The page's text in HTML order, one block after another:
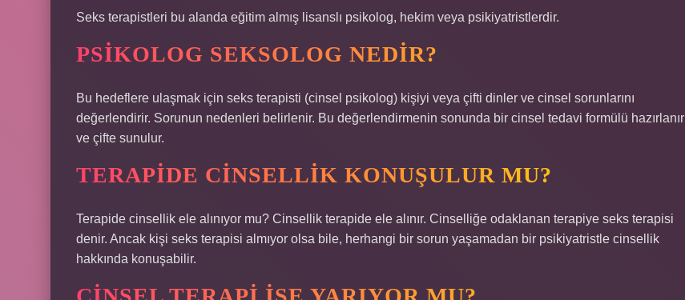
Seks terapistleri bu alanda eğitim almış lisanslı psikolog, hekim veya psikiyatristlerdir.
PSIKOLOG SEKSOLOG NEDIR?
Bu hedeflere ulaşmak için seks terapisti (cinsel psikolog) kişiyi veya çifti dinler ve cinsel sorunlarını
değerlendirir. Sorunun nedenleri belirlenir. Bu değerlendirmenin sonunda bir cinsel tedavi formülü hazırlanır
ve çifte sunulur.
TERAPIDE CINSELLIK KONUŞULUR MU?
Terapide cinsellik ele alınıyor mu? Cinsellik terapide ele alınır. Cinselliğe odaklanan terapiye seks terapisi
denir. Ancak kişi seks terapisi almıyor olsa bile, herhangi bir sorun yaşamadan bir psikiyatristle cinsellik
hakkında konuşabilir.